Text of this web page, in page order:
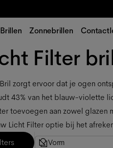
Brillen Zonnebrillen
Filter
zorgt ervoor dat je ogen
43% van het blauw-violette
toevoegen aan zowel
Licht Filter optie bij het
Vorm